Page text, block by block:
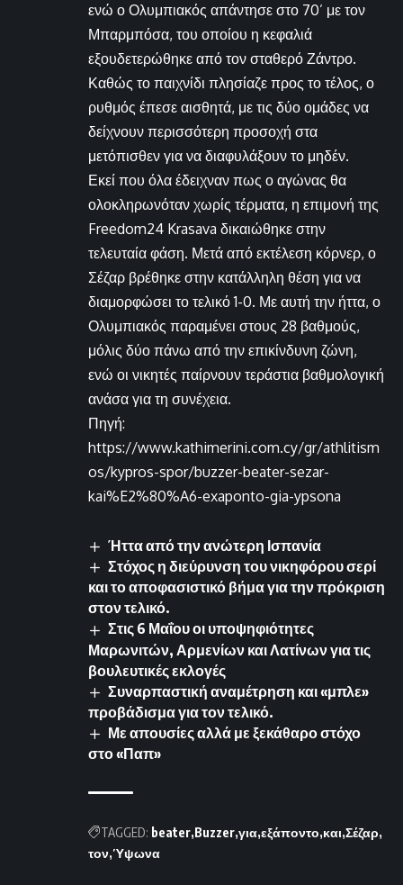
ενώ ο Ολυμπιακός απάντησε στο 70’ με τον
Μπαρμπόσα, του οποίου η κεφαλιά
εξουδετερώθηκε από τον σταθερό Ζάντρο.
Καθώς το παιχνίδι πλησίαζε προς το τέλος, ο
ρυθμός έπεσε αισθητά, με τις δύο ομάδες να
δείχνουν περισσότερη προσοχή στα
μετόπισθεν για να διαφυλάξουν το μηδέν.
Εκεί που όλα έδειχναν πως ο αγώνας θα
ολοκληρωνόταν χωρίς τέρματα, η επιμονή της
Freedom24 Krasava δικαιώθηκε στην
τελευταία φάση. Μετά από εκτέλεση κόρνερ, ο
Σέζαρ βρέθηκε στην κατάλληλη θέση για να
διαμορφώσει το τελικό 1-0. Με αυτή την ήττα, ο
Ολυμπιακός παραμένει στους 28 βαθμούς,
μόλις δύο πάνω από την επικίνδυνη ζώνη,
ενώ οι νικητές παίρνουν τεράστια βαθμολογική
ανάσα για τη συνέχεια.
Πηγή:
https://www.kathimerini.com.cy/gr/athlitism
os/kypros-spor/buzzer-beater-sezar-
kai%E2%80%A6-exaponto-gia-ypsona
Ήττα από την ανώτερη Ισπανία
Στόχος η διεύρυνση του νικηφόρου σερί
και το αποφασιστικό βήμα για την πρόκριση
στον τελικό.
Στις 6 Μαΐου οι υποψηφιότητες
Μαρωνιτών, Αρμενίων και Λατίνων για τις
βουλευτικές εκλογές
Συναρπαστική αναμέτρηση και «μπλε»
προβάδισμα για τον τελικό.
Με απουσίες αλλά με ξεκάθαρο στόχο
στο «Παπ»
TAGGED: beater Buzzer για εξάποντο και Σέζαρ
τον Ύψωνα